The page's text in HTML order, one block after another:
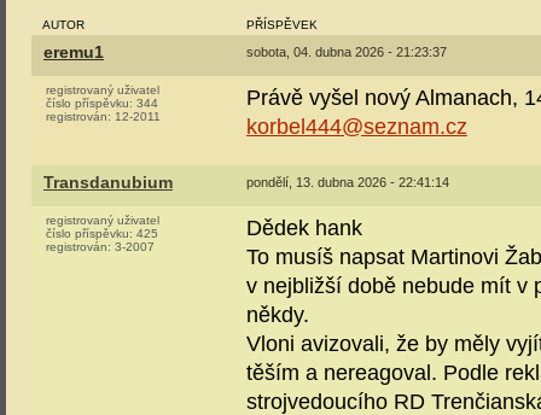
AUTOR PŘÍSPĚVEK
eremu1 sobota, 04. dubna 2026 - 21:23:37
registrovaný uživatel
číslo příspěvku: 344
registrován: 12-2011
Právě vyšel nový Almanach,
korbel444@seznam.cz
Transdanubium pondělí, 13. dubna 2026 - 22:41:14
registrovaný uživatel
číslo příspěvku: 425
registrován: 3-2007
Dědek hank
To musíš napsat Martinovi
v nejbližší době nebude mít v
někdy.
Vloni avizovali, že by měly
těším a nereagoval. Podle
strojvedoucího RD